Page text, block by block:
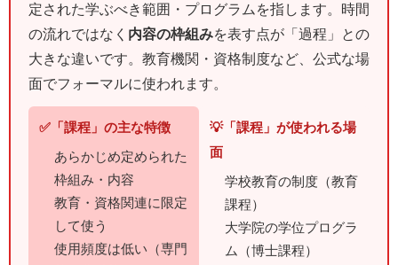
定された学ぶべき範囲・プログラムを指します。時間
の流れではなく 内容の枠組みを表す点が「過程」との
大きな違いです。教育機関・資格制度など、公式な場
面でフォーマルに使われます。
✅「課程」の主な特徴
あらかじめ定められた
枠組み・内容
教育・資格関連に限定
して使う
使用頻度は低い（専門
💡「課程」が使われる場
面
学校教育の制度（教育
課程）
大学院の学位プログラ
ム（博士課程）